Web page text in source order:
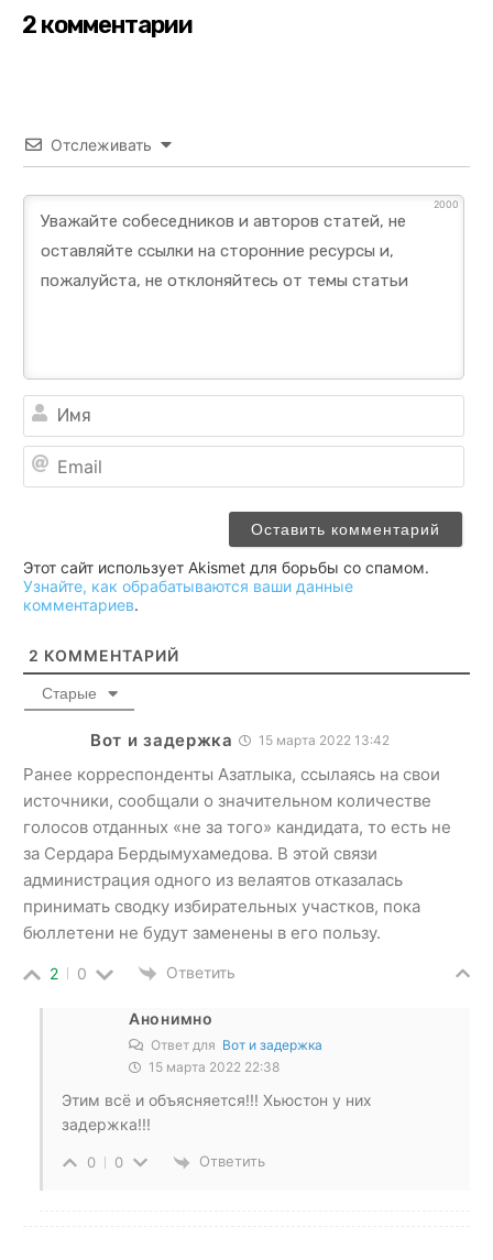
2 комментарии
Отслеживать
2000
Этот сайт использует Akismet для борьбы со спамом.
Узнайте, как обрабатываются ваши данные
комментариев.
2 КОММЕНТАРИЙ
Старые
Вот и задержка 15 марта 2022 13:42
Ранее корреспонденты Азатлыка, ссылаясь на свои
источники, сообщали о значительном количестве
голосов отданных «не за того» кандидата, то есть не
за Сердара Бердымухамедова. В этой связи
администрация одного из велаятов отказалась
принимать сводку избирательных участков, пока
бюллетени не будут заменены в его пользу.
2 0 Ответить
Анонимно
Ответ для Вот и задержка
15 марта 2022 22:38
Этим всё и объясняется!!! Хьюстон у них
задержка!!!
0 0 Ответить